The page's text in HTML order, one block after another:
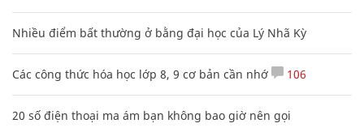
Nhiều điểm bất thường ở bằng đại học của Lý Nhã Kỳ
Các công thức hóa học lớp 8, 9 cơ bản cần nhớ 106
20 số điện thoại ma ám bạn không bao giờ nên gọi